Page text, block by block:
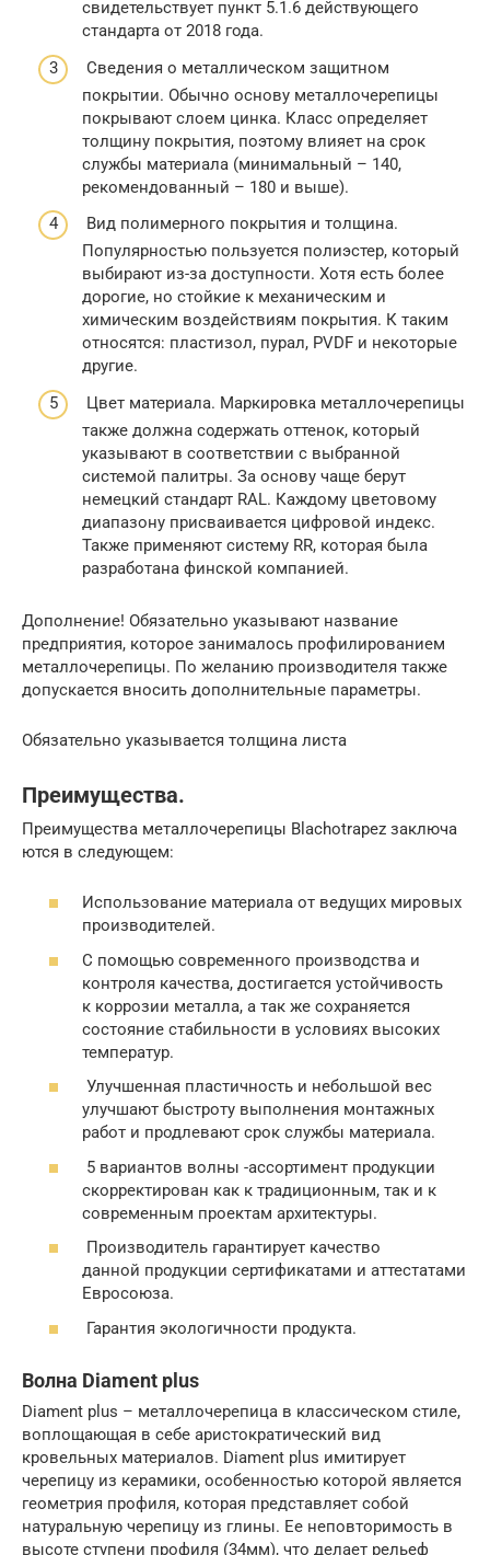
свидетельствует пункт 5.1.6 действующего
стандарта от 2018 года.
Сведения о металлическом защитном
покрытии. Обычно основу металлочерепицы
покрывают слоем цинка. Класс определяет
толщину покрытия, поэтому влияет на срок
службы материала (минимальный – 140,
рекомендованный – 180 и выше).
Вид полимерного покрытия и толщина.
Популярностью пользуется полиэстер, который
выбирают из-за доступности. Хотя есть более
дорогие, но стойкие к механическим и
химическим воздействиям покрытия. К таким
относятся: пластизол, пурал, PVDF и некоторые
другие.
Цвет материала. Маркировка металлочерепицы
также должна содержать оттенок, который
указывают в соответствии с выбранной
системой палитры. За основу чаще берут
немецкий стандарт RAL. Каждому цветовому
диапазону присваивается цифровой индекс.
Также применяют систему RR, которая была
разработана финской компанией.
Дополнение! Обязательно указывают название
предприятия, которое занималось профилированием
металлочерепицы. По желанию производителя также
допускается вносить дополнительные параметры.
Обязательно указывается толщина листа
Преимущества.
Преимущества металлочерепицы Blachotrapez заключа
ются в следующем:
Использование материала от ведущих мировых
производителей.
С помощью современного производства и
контроля качества, достигается устойчивость
к коррозии металла, а так же сохраняется
состояние стабильности в условиях высоких
температур.
Улучшенная пластичность и небольшой вес
улучшают быстроту выполнения монтажных
работ и продлевают срок службы материала.
5 вариантов волны -ассортимент продукции
скорректирован как к традиционным, так и к
современным проектам архитектуры.
Производитель гарантирует качество
данной продукции сертификатами и аттестатами
Евросоюза.
Гарантия экологичности продукта.
Волна Diament plus
Diament plus – металлочерепица в классическом стиле,
воплощающая в себе аристократический вид
кровельных материалов. Diament plus имитирует
черепицу из керамики, особенностью которой является
геометрия профиля, которая представляет собой
натуральную черепицу из глины. Ее неповторимость в
высоте ступени профиля (34мм), что делает рельеф